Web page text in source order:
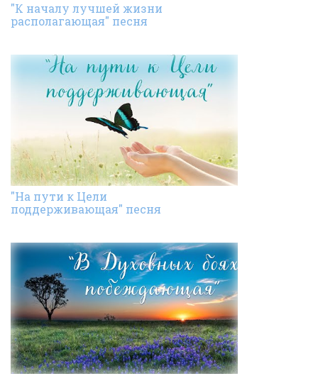
"К началу лучшей жизни
располагающая" песня
"На пути к Цели
поддерживающая" песня